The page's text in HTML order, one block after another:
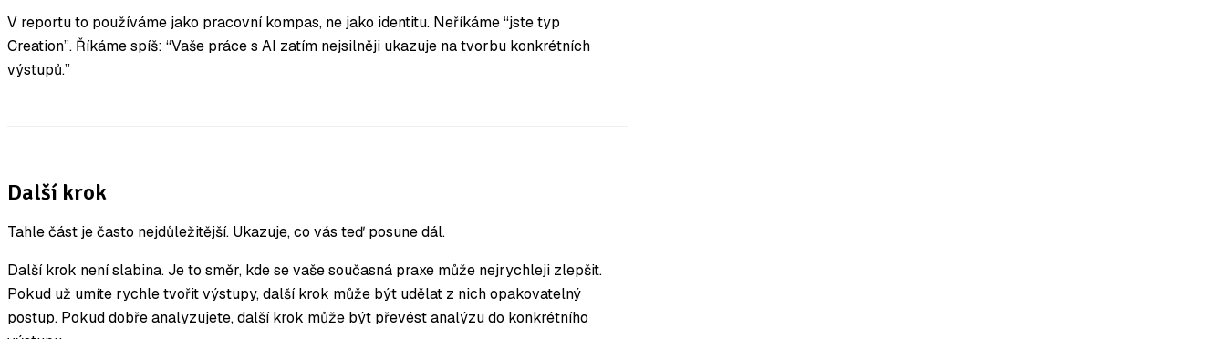
V reportu to používáme jako pracovní kompas, ne jako identitu. Neříkáme “jste typ
Creation”. Říkáme spíš: “Vaše práce s AI zatím nejsilněji ukazuje na tvorbu konkrétních
výstupů.”
Další krok
Tahle část je často nejdůležitější. Ukazuje, co vás teď posune dál.
Další krok není slabina. Je to směr, kde se vaše současná praxe může nejrychleji zlepšit.
Pokud už umíte rychle tvořit výstupy, další krok může být udělat z nich opakovatelný
postup. Pokud dobře analyzujete, další krok může být převést analýzu do konkrétního